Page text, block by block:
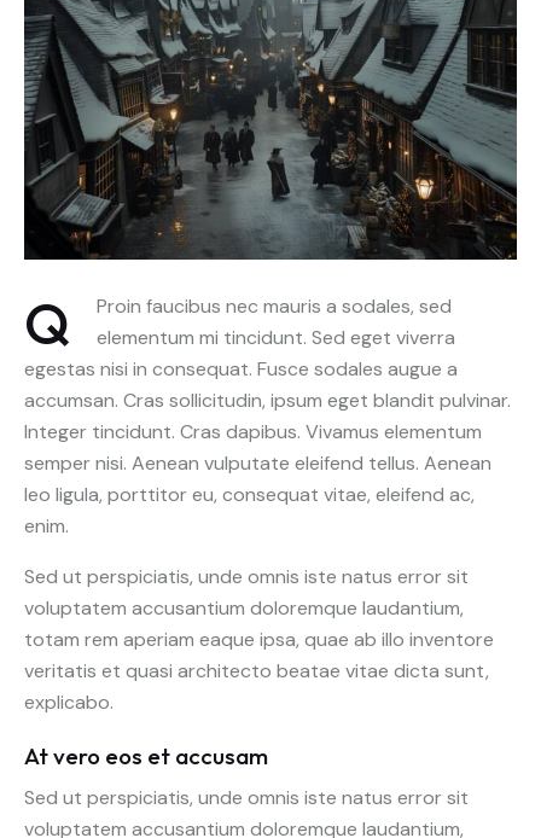
Q
Proin faucibus nec mauris a sodales, sed
elementum mi tincidunt. Sed eget viverra
egestas nisi in consequat. Fusce sodales augue a
accumsan. Cras sollicitudin, ipsum eget blandit pulvinar.
Integer tincidunt. Cras dapibus. Vivamus elementum
semper nisi. Aenean vulputate eleifend tellus. Aenean
leo ligula, porttitor eu, consequat vitae, eleifend ac,
enim.
Sed ut perspiciatis, unde omnis iste natus error sit
voluptatem accusantium doloremque laudantium,
totam rem aperiam eaque ipsa, quae ab illo inventore
veritatis et quasi architecto beatae vitae dicta sunt,
explicabo.
At vero eos et accusam
Sed ut perspiciatis, unde omnis iste natus error sit
voluptatem accusantium doloremque laudantium,